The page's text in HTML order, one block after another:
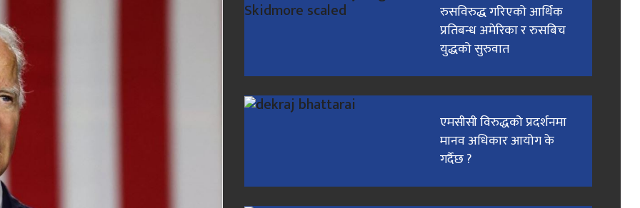
रुसविरुद्ध गरिएको आर्थिक
प्रतिबन्ध अमेरिका र रुसबिच
युद्धको सुरुवात
एमसीसी विरुद्धको प्रदर्शनमा
मानव अधिकार आयोग के
गर्दैछ ?